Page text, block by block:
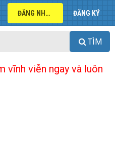
ĐĂNG NHẬP ĐĂNG KÝ
TÌM
vĩnh viễn ngay và luôn